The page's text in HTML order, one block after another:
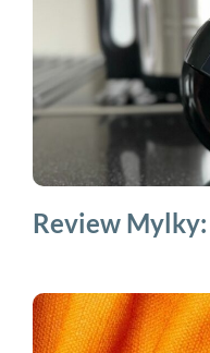
Review